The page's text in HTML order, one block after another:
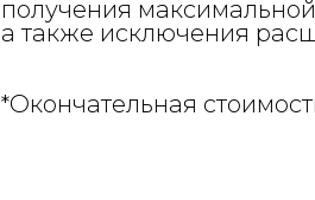
получения
а также исключения
*Окончательная